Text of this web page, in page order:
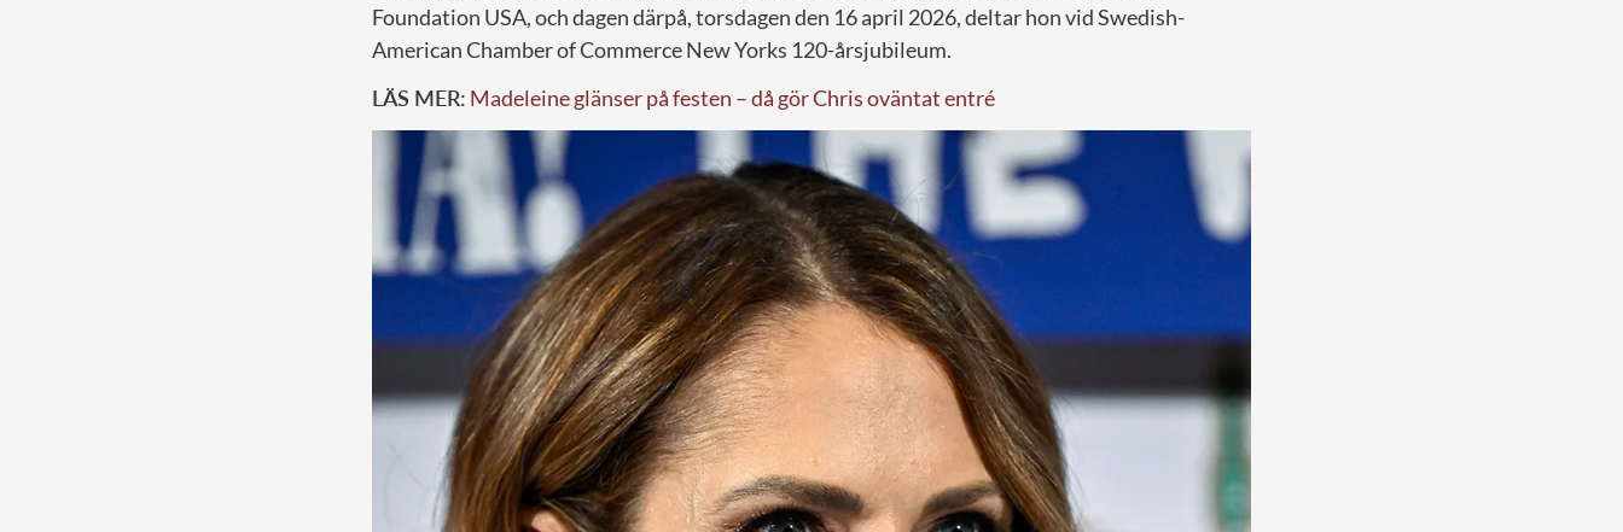
Foundation USA, och dagen därpå, torsdagen den 16 april 2026, deltar hon vid Swedish-
American Chamber of Commerce New Yorks 120-årsjubileum.
LÄS MER: Madeleine glänser på festen – då gör Chris oväntat entré